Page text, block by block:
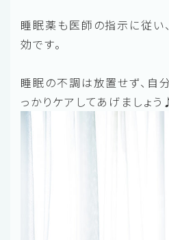
睡眠薬も医師の指示に従い
効です。
睡眠の不調は放置せず、自
っかりケアしてあげましょう